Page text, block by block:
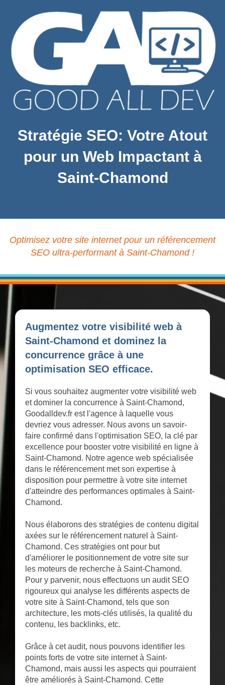
Stratégie SEO: Votre Atout
pour un Web Impactant à
Saint-Chamond
Optimisez votre site internet pour un référencement
SEO ultra-performant à Saint-Chamond !
Augmentez votre visibilité web à
Saint-Chamond et dominez la
concurrence grâce à une
optimisation SEO efficace.
Si vous souhaitez augmenter votre visibilité web
et dominer la concurrence à Saint-Chamond,
Goodalldev.fr est l'agence à laquelle vous
devriez vous adresser. Nous avons un savoir-
faire confirmé dans l'optimisation SEO, la clé par
excellence pour booster votre visibilité en ligne à
Saint-Chamond. Notre agence web spécialisée
dans le référencement met son expertise à
disposition pour permettre à votre site internet
d'atteindre des performances optimales à Saint-
Chamond.
Nous élaborons des stratégies de contenu digital
axées sur le référencement naturel à Saint-
Chamond. Ces stratégies ont pour but
d'améliorer le positionnement de votre site sur
les moteurs de recherche à Saint-Chamond.
Pour y parvenir, nous effectuons un audit SEO
rigoureux qui analyse les différents aspects de
votre site à Saint-Chamond, tels que son
architecture, les mots-clés utilisés, la qualité du
contenu, les backlinks, etc.
Grâce à cet audit, nous pouvons identifier les
points forts de votre site internet à Saint-
Chamond, mais aussi les aspects qui pourraient
être améliorés à Saint-Chamond. Cette